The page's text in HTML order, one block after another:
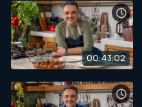
00:43:02